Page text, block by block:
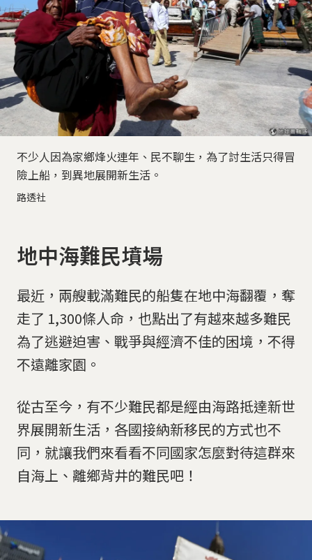
不少人因為家鄉烽火連年、民不聊生，為了討生活只得冒
險上船，到異地展開新生活。
路透社
地中海難民墳場
最近，兩艘載滿難民的船隻在地中海翻覆，奪
走了 1,300條人命，也點出了有越來越多難民
為了逃避迫害、戰爭與經濟不佳的困境，不得
不遠離家園。
從古至今，有不少難民都是經由海路抵達新世
界展開新生活，各國接納新移民的方式也不
同，就讓我們來看看不同國家怎麼對待這群來
自海上、離鄉背井的難民吧！